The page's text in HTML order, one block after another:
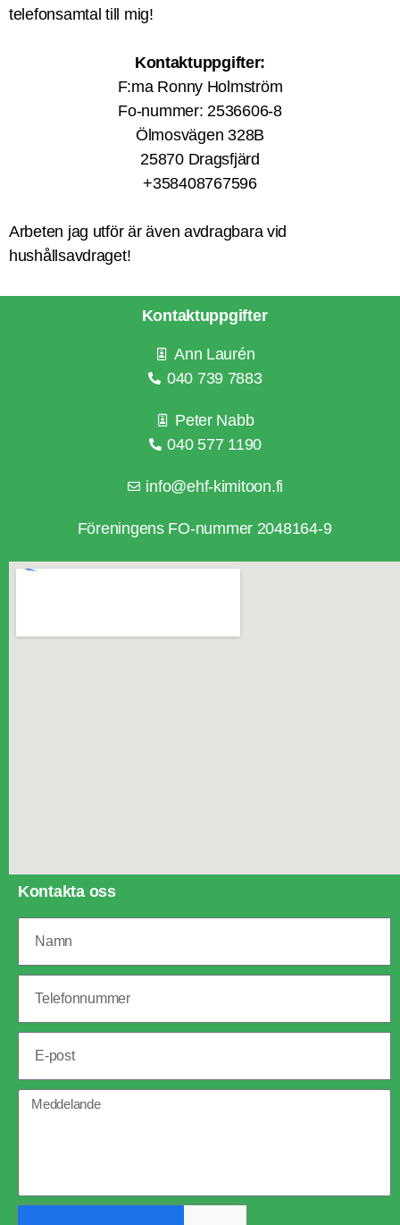
telefonsamtal till mig!
Kontaktuppgifter:
F:ma Ronny Holmström
Fo-nummer: 2536606-8
Ölmosvägen 328B
25870 Dragsfjärd
+358408767596
Arbeten jag utför är även avdragbara vid
hushållsavdraget!
Kontaktuppgifter
Ann Laurén
040 739 7883
Peter Nabb
040 577 1190
info@ehf-kimitoon.fi
Föreningens FO-nummer 2048164-9
Kontakta oss